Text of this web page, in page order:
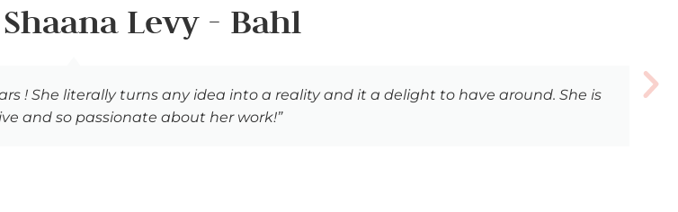
! She literally turns any idea into a reality and it a delight to have around. She is
and so passionate about her work!”
Shaana Levy - Bahl